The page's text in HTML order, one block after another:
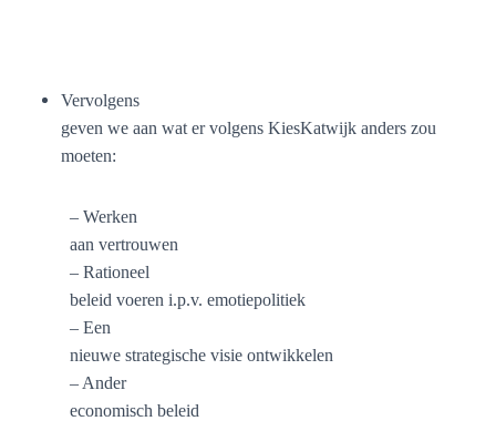
Vervolgens
geven we aan wat er volgens KiesKatwijk anders zou
moeten:
– Werken
aan vertrouwen
– Rationeel
beleid voeren i.p.v. emotiepolitiek
– Een
nieuwe strategische visie ontwikkelen
– Ander
economisch beleid